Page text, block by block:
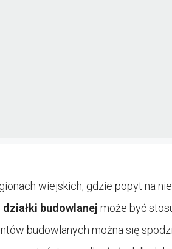
wiejskich, gdzie popyt na
budowlanej może być
budowlanych można się